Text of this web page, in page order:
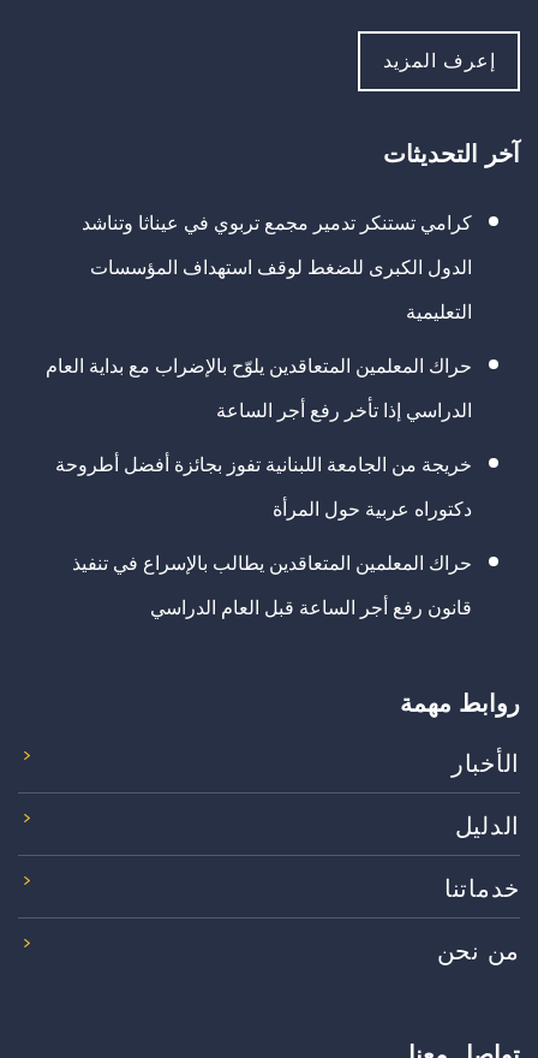
إعرف المزيد
آخر التحديثات
كرامي تستنكر تدمير مجمع تربوي في عيناثا وتناشد
الدول الكبرى للضغط لوقف استهداف المؤسسات
التعليمية
حراك المعلمين المتعاقدين يلوّح بالإضراب مع بداية العام
الدراسي إذا تأخر رفع أجر الساعة
خريجة من الجامعة اللبنانية تفوز بجائزة أفضل أطروحة
دكتوراه عربية حول المرأة
حراك المعلمين المتعاقدين يطالب بالإسراع في تنفيذ
قانون رفع أجر الساعة قبل العام الدراسي
روابط مهمة
الأخبار
الدليل
خدماتنا
من نحن